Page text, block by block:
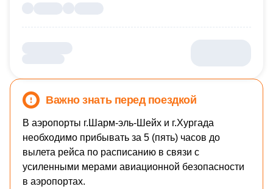
Важно знать перед поездкой
В аэропорты г.Шарм-эль-Шейх и г.Хургада
необходимо прибывать за 5 (пять) часов до
вылета рейса по расписанию в связи с
усиленными мерами авиационной безопасности
в аэропортах.